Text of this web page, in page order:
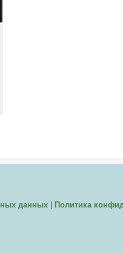
данных| Политика